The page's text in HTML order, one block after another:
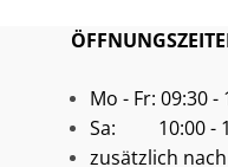
Mo - Fr: 09:30 -
Sa: 10:00 -
zusätzlich